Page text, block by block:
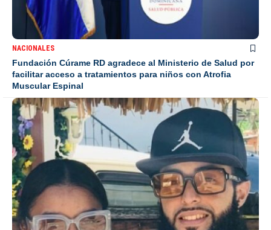
NACIONALES
Fundación Cúrame RD agradece al Ministerio de Salud por
facilitar acceso a tratamientos para niños con Atrofia
Muscular Espinal